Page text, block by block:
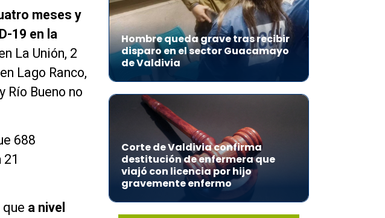
meses y
19 en la
La Unión, 2
Lago Ranco,
Río Bueno no
688
a nivel
Hombre queda grave tras recibir
disparo en el sector Guacamayo
de Valdivia
Corte de Valdivia confirma
destitución de enfermera que
viajó con licencia por hijo
gravemente enfermo